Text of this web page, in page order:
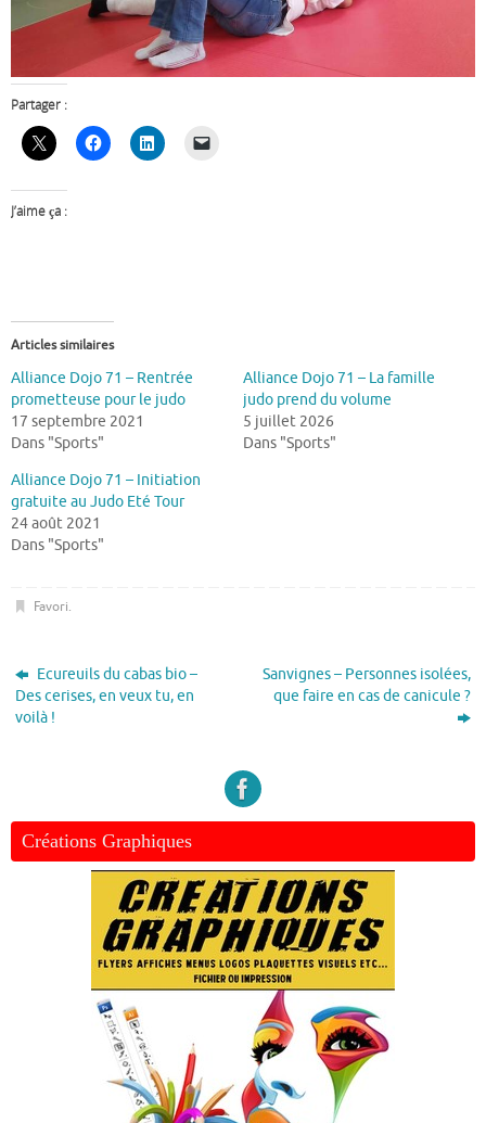
Partager :
J’aime ça :
Articles similaires
Alliance Dojo 71 – Rentrée
prometteuse pour le judo
17 septembre 2021
Dans "Sports"
Alliance Dojo 71 – La famille
judo prend du volume
5 juillet 2026
Dans "Sports"
Alliance Dojo 71 – Initiation
gratuite au Judo Eté Tour
24 août 2021
Dans "Sports"
Favori.
Ecureuils du cabas bio –
Des cerises, en veux tu, en
voilà !
Sanvignes – Personnes isolées,
que faire en cas de canicule ?
Créations Graphiques